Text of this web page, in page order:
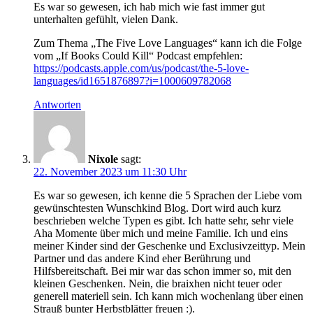
Es war so gewesen, ich hab mich wie fast immer gut
unterhalten gefühlt, vielen Dank.
Zum Thema „The Five Love Languages“ kann ich die Folge
vom „If Books Could Kill“ Podcast empfehlen:
https://podcasts.apple.com/us/podcast/the-5-love-
languages/id1651876897?i=1000609782068
Antworten
Nixole sagt:
22. November 2023 um 11:30 Uhr
Es war so gewesen, ich kenne die 5 Sprachen der Liebe vom
gewünschtesten Wunschkind Blog. Dort wird auch kurz
beschrieben welche Typen es gibt. Ich hatte sehr, sehr viele
Aha Momente über mich und meine Familie. Ich und eins
meiner Kinder sind der Geschenke und Exclusivzeittyp. Mein
Partner und das andere Kind eher Berührung und
Hilfsbereitschaft. Bei mir war das schon immer so, mit den
kleinen Geschenken. Nein, die braixhen nicht teuer oder
generell materiell sein. Ich kann mich wochenlang über einen
Strauß bunter Herbstblätter freuen :).